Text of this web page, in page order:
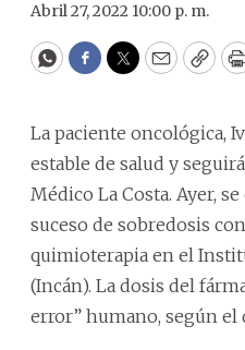
Abril 27, 2022 10:00 p. m.
WhatsApp
Facebook
Twitter
Email
La paciente oncológica,
estable de salud y
Médico La Costa. Ayer,
suceso de sobredosis
quimioterapia en el
(Incán). La dosis del
error” humano, según el